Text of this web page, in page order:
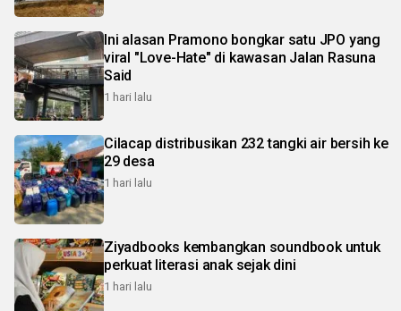
Ini alasan Pramono bongkar satu JPO yang
viral "Love-Hate" di kawasan Jalan Rasuna
Said
1 hari lalu
Cilacap distribusikan 232 tangki air bersih ke
29 desa
1 hari lalu
Ziyadbooks kembangkan soundbook untuk
perkuat literasi anak sejak dini
1 hari lalu